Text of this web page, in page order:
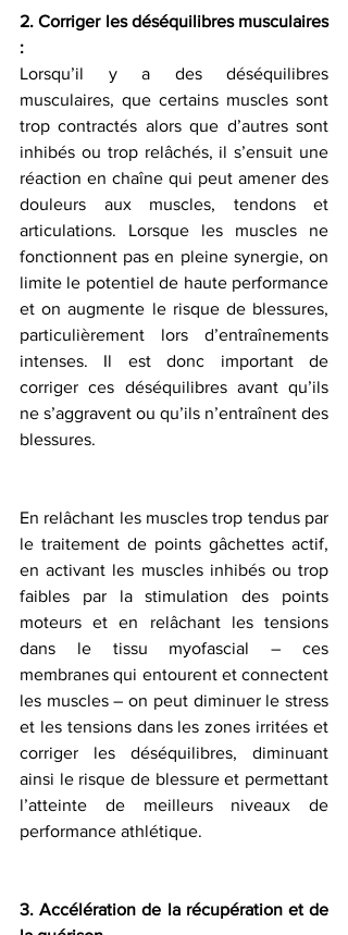
2. Corriger les déséquilibres musculaires
:
Lorsqu’il y a des déséquilibres
musculaires, que certains muscles sont
trop contractés alors que d’autres sont
inhibés ou trop relâchés, il s’ensuit une
réaction en chaîne qui peut amener des
douleurs aux muscles, tendons et
articulations. Lorsque les muscles ne
fonctionnent pas en pleine synergie, on
limite le potentiel de haute performance
et on augmente le risque de blessures,
particulièrement lors d’entraînements
intenses. Il est donc important de
corriger ces déséquilibres avant qu’ils
ne s’aggravent ou qu’ils n’entraînent des
blessures.
En relâchant les muscles trop tendus par
le traitement de points gâchettes actif,
en activant les muscles inhibés ou trop
faibles par la stimulation des points
moteurs et en relâchant les tensions
dans le tissu myofascial – ces
membranes qui entourent et connectent
les muscles – on peut diminuer le stress
et les tensions dans les zones irritées et
corriger les déséquilibres, diminuant
ainsi le risque de blessure et permettant
l’atteinte de meilleurs niveaux de
performance athlétique.
3. Accélération de la récupération et de